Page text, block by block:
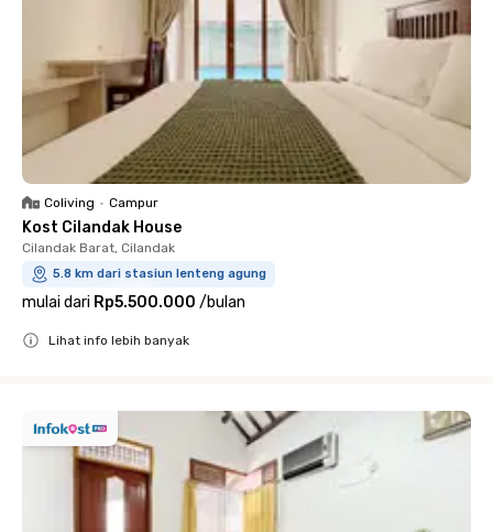
Coliving • Campur
Kost Cilandak House
Cilandak Barat, Cilandak
5.8 km dari stasiun lenteng agung
mulai dari Rp5.500.000 /bulan
Lihat info lebih banyak